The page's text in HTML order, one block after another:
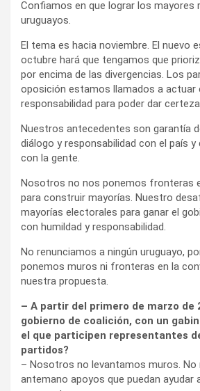
Confiamos en que lograr los mayores
uruguayos.
El tema es hacia noviembre. El nuevo
octubre hará que tengamos que
por encima de las divergencias. Los
oposición estamos llamados a actuar
responsabilidad para poder dar
Nuestros antecedentes son garantía
diálogo y responsabilidad con el país
con la gente.
Nosotros no nos ponemos fronteras
para construir mayorías. Nuestro
mayorías electorales para ganar el
con humildad y responsabilidad.
No renunciamos a ningún uruguayo,
ponemos muros ni fronteras en la
nuestra propuesta.
– A partir del primero de marzo de
gobierno de coalición, con un
el que participen representantes
partidos?
– Nosotros no levantamos muros. No
antemano apoyos que puedan ayudar